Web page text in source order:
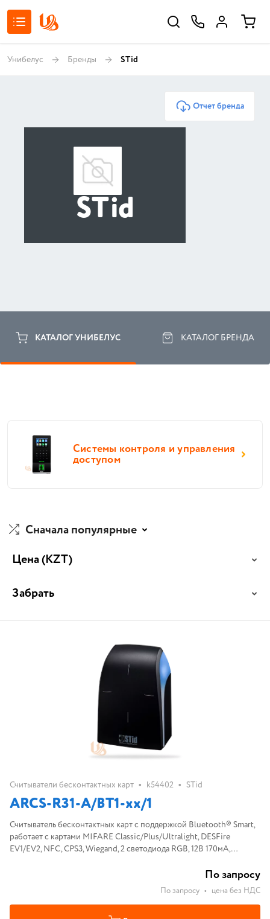
Унибелус Бренды STid
Отчет бренда
STid
КАТАЛОГ УНИБЕЛУС КАТАЛОГ БРЕНДА
Системы контроля и управления
доступом
Сначала популярные
Цена(KZT)
Забрать
Считыватели бесконтактных карт • k54402 • STid
ARCS-R31-A/BT1-xx/1
Считыватель бесконтактных карт с поддержкой Bluetooth® Smart,
работает с картами MIFARE Classic/Plus/Ultralight, DESFire
EV1/EV2, NFC, CPS3, Wiegand, 2 светодиода RGB, 12В 170мА,
По запросу
По запросу • цена без НДС